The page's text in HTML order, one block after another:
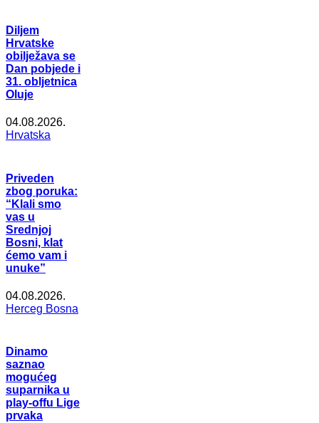
Diljem
Hrvatske
obilježava se
Dan pobjede i
31. obljetnica
Oluje
04.08.2026.
Hrvatska
Priveden
zbog poruka:
“Klali smo
vas u
Srednjoj
Bosni, klat
ćemo vam i
unuke”
04.08.2026.
Herceg Bosna
Dinamo
saznao
mogućeg
suparnika u
play-offu Lige
prvaka